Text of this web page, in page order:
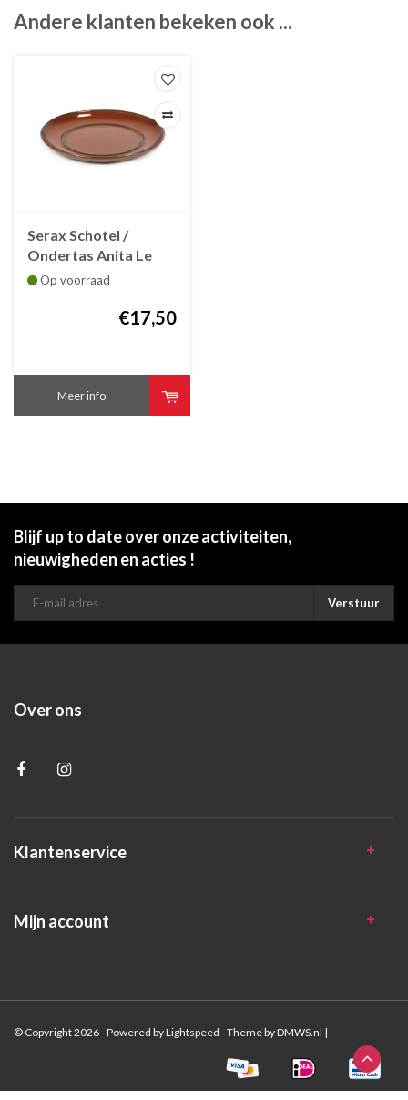
Andere klanten bekeken ook ...
Serax Schotel /
Ondertas Anita Le
Grelle voor koffiekop
Op voorraad
€17,50
Meer info
Blijf up to date over onze activiteiten,
nieuwigheden en acties !
Verstuur
Over ons
Klantenservice
Mijn account
© Copyright 2026 - Powered byLightspeed - Theme byDMWS.nl |